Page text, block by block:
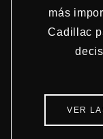
más
Cadillac
VER